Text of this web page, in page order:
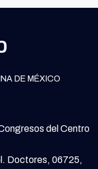
DE MÉXICO
del Centro
Doctores, 06725,